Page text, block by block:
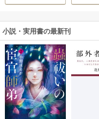
小説・実用書の最新刊